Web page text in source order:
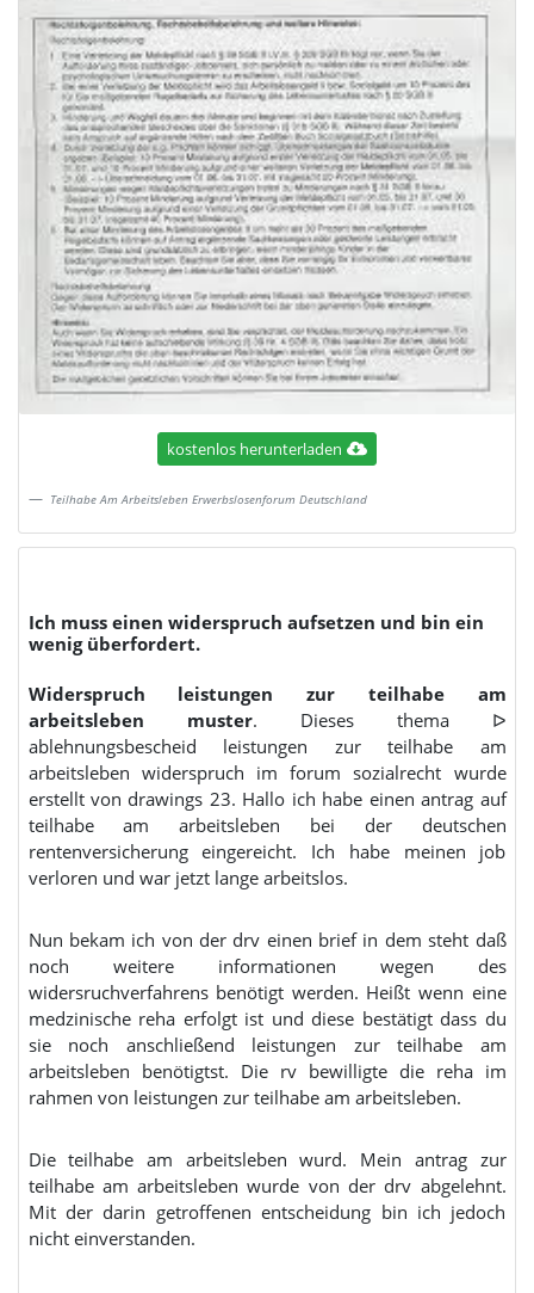
kostenlos herunterladen
Teilhabe Am Arbeitsleben Erwerbslosenforum Deutschland
Ich muss einen widerspruch aufsetzen und bin ein
wenig überfordert.
Widerspruch leistungen zur teilhabe am
arbeitsleben muster. Dieses thema ᐅ
ablehnungsbescheid leistungen zur teilhabe am
arbeitsleben widerspruch im forum sozialrecht wurde
erstellt von drawings 23. Hallo ich habe einen antrag auf
teilhabe am arbeitsleben bei der deutschen
rentenversicherung eingereicht. Ich habe meinen job
verloren und war jetzt lange arbeitslos.
Nun bekam ich von der drv einen brief in dem steht daß
noch weitere informationen wegen des
widersruchverfahrens benötigt werden. Heißt wenn eine
medzinische reha erfolgt ist und diese bestätigt dass du
sie noch anschließend leistungen zur teilhabe am
arbeitsleben benötigtst. Die rv bewilligte die reha im
rahmen von leistungen zur teilhabe am arbeitsleben.
Die teilhabe am arbeitsleben wurd. Mein antrag zur
teilhabe am arbeitsleben wurde von der drv abgelehnt.
Mit der darin getroffenen entscheidung bin ich jedoch
nicht einverstanden.